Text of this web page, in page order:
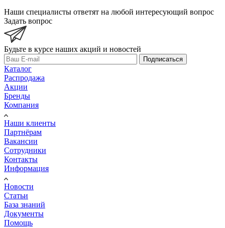
Наши специалисты ответят на любой интересующий вопрос
Задать вопрос
Будьте в курсе наших акций и новостей
Подписаться
Каталог
Распродажа
Акции
Бренды
Компания
Наши клиенты
Партнёрам
Вакансии
Сотрудники
Контакты
Информация
Новости
Статьи
База знаний
Документы
Помощь